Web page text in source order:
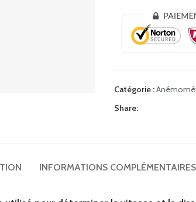
Catégorie :
Share:
INFORMATIONS COMPLÉMENTAIRES